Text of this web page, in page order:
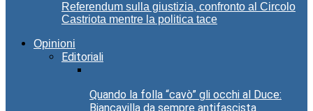
Referendum sulla giustizia, confronto al Circolo
Castriota mentre la politica tace
Opinioni
Editoriali
Quando la folla “cavò” gli occhi al Duce:
Biancavilla da sempre antifascista